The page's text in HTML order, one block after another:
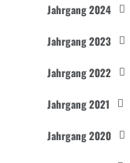
Jahrgang 2024
Jahrgang 2023
Jahrgang 2022
Jahrgang 2021
Jahrgang 2020